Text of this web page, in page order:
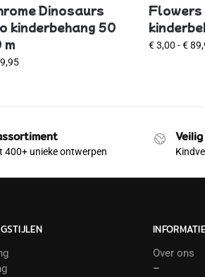
Dinosaurs
kinderbehang 50
m
Flowers
€3,00 - €
400+ unieke ontwerpen
INFORMATIE
Over ons
–